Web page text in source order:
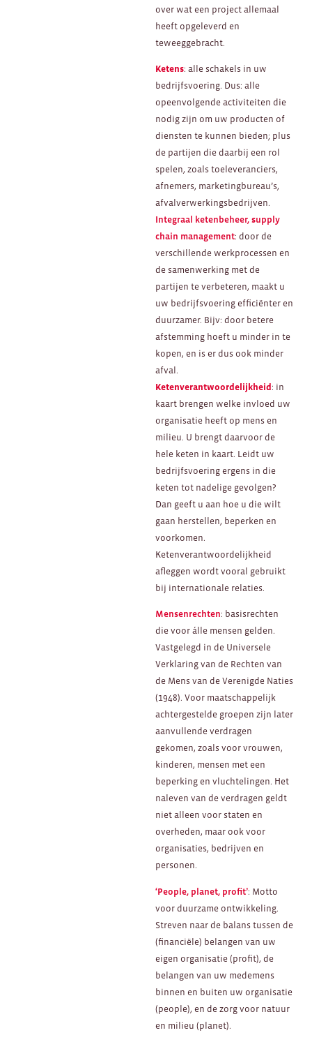
over wat een project allemaal
heeft opgeleverd en
teweeggebracht.
Ketens: alle schakels in uw
bedrijfsvoering. Dus: alle
opeenvolgende activiteiten die
nodig zijn om uw producten of
diensten te kunnen bieden; plus
de partijen die daarbij een rol
spelen, zoals toeleveranciers,
afnemers, marketingbureau’s,
afvalverwerkingsbedrijven.
Integraal ketenbeheer,supply
chain management: door de
verschillende werkprocessen en
de samenwerking met de
partijen te verbeteren, maakt u
uw bedrijfsvoering efficiënter en
duurzamer. Bijv: door betere
afstemming hoeft u minder in te
kopen, en is er dus ook minder
afval.
Ketenverantwoordelijkheid : in
kaart brengen welke invloed uw
organisatie heeft op mens en
milieu. U brengt daarvoor de
hele keten in kaart. Leidt uw
bedrijfsvoering ergens in die
keten tot nadelige gevolgen?
Dan geeft u aan hoe u die wilt
gaan herstellen, beperken en
voorkomen.
Ketenverantwoordelijkheid
afleggen wordt vooral gebruikt
bij internationale relaties.
Mensenrechten: basisrechten
die voor álle mensen gelden.
Vastgelegd in de Universele
Verklaring van de Rechten van
de Mens van de Verenigde Naties
(1948). Voor maatschappelijk
achtergestelde groepen zijn later
aanvullende verdragen
gekomen, zoals voor vrouwen,
kinderen, mensen met een
beperking en vluchtelingen. Het
naleven van de verdragen geldt
niet alleen voor staten en
overheden, maar ook voor
organisaties, bedrijven en
personen.
‘People, planet, profit’: Motto
voor duurzame ontwikkeling.
Streven naar de balans tussen de
(financiële) belangen van uw
eigen organisatie (profit), de
belangen van uw medemens
binnen en buiten uw organisatie
(people), en de zorg voor natuur
en milieu (planet).